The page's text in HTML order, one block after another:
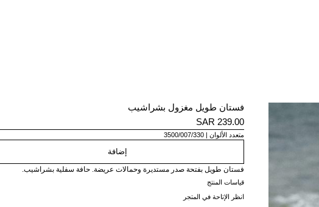
فستان طويل مغزول بشراشيب
239.00 SAR
متعدد الألوان 3500/007/330
إضافة
فستان طويل بفتحة صدر مستديرة وحمالات عريضة. حافة سفلية بشراشيب.
قياسات المنتج
انظر الإتاحة في المتجر